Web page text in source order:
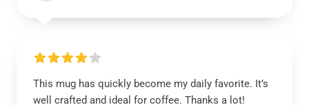
This mug has quickly become my daily favorite. It’s
well crafted and ideal for coffee. Thanks a lot!